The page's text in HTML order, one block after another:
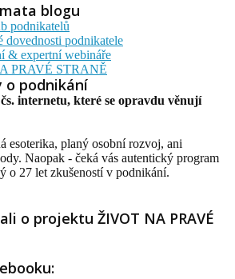
blogu
podnikatelů
dovednosti podnikatele
& expertní webináře
PRAVÉ STRANĚ
o podnikání
internetu, které se opravdu věnují
esoterika, planý osobní rozvoj, ani
Naopak - čeká vás autentický program
o 27 let zkušeností v podnikání.
o projektu ŽIVOT NA PRAVÉ